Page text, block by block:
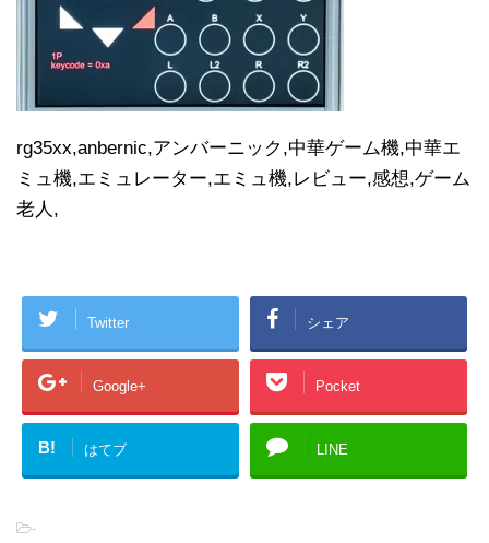
rg35xx,anbernic,アンバーニック,中華ゲーム機,中華エ
ミュ機,エミュレーター,エミュ機,レビュー,感想,ゲーム
老人,
Twitter シェア
Google+ Pocket
B! はてブ LINE
-